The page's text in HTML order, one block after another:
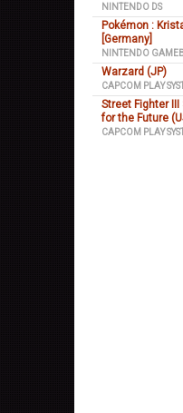
NINTENDO DS
Pokémon :
[Germany]
NINTENDO
Warzard (JP)
CAPCOM PLAY
Street Fighter III
for the Future
CAPCOM PLAY